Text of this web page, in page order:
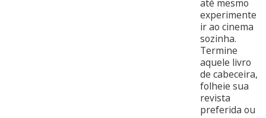
até mesmo
experimente
ir ao cinema
sozinha.
Termine
aquele livro
de cabeceira,
folheie sua
revista
preferida ou